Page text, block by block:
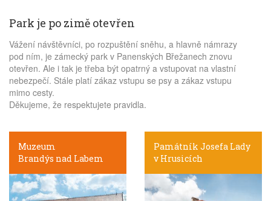
Park je po zimě otevřen
Vážení návštěvníci, po rozpuštění sněhu, a hlavně námrazy
pod ním, je zámecký park v Panenských Břežanech znovu
otevřen. Ale i tak je třeba být opatrný a vstupovat na vlastní
nebezpečí. Stále platí zákaz vstupu se psy a zákaz vstupu
mimo cesty.
Děkujeme, že respektujete pravidla.
Muzeum
Brandýs nad Labem
Památník Josefa Lady
v Hrusicích